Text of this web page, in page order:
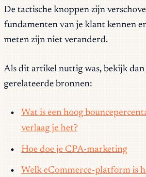
De tactische knoppen zijn
fundamenten van je klant kennen
meten zijn niet veranderd.
Als dit artikel nuttig was, bekijk dan
gerelateerde bronnen:
Wat is een hoog
verlaag je het?
Hoe doe je CPA-marketing
Welk eCommerce-platform is